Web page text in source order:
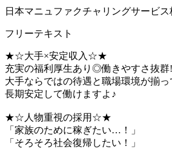
日本マニュファクチャリングサービス
フリーテキスト
★☆大手×安定収入☆★
充実の福利厚生あり◎働きやすさ抜群
大手ならではの待遇と職場環境が揃
長期安定して働けますよ♪
★☆人物重視の採用☆★
「家族のために稼ぎたい…！」
「そろそろ社会復帰したい！」